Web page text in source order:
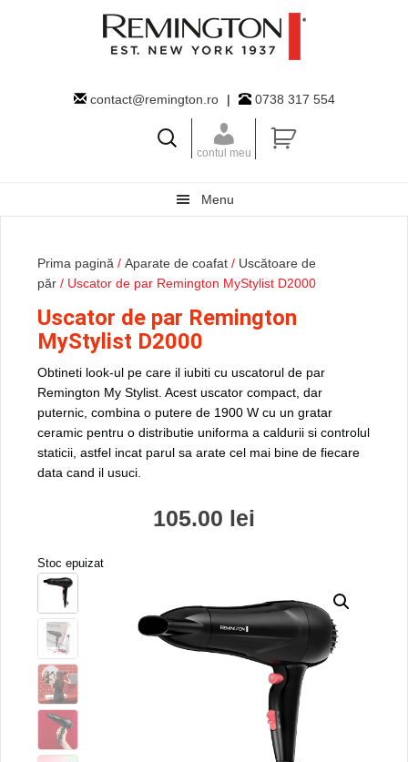
contact@remington.ro
| 0738 317 554
contul meu
Menu
Prima pagină / Aparate de coafat / Uscătoare de
păr / Uscator de par Remington MyStylist D2000
Uscator de par Remington
MyStylist D2000
Obtineti look-ul pe care il iubiti cu uscatorul de par
Remington My Stylist. Acest uscator compact, dar
puternic, combina o putere de 1900 W cu un gratar
ceramic pentru o distributie uniforma a caldurii si controlul
staticii, astfel incat parul sa arate cel mai bine de fiecare
data cand il usuci.
105.00 lei
Stoc epuizat